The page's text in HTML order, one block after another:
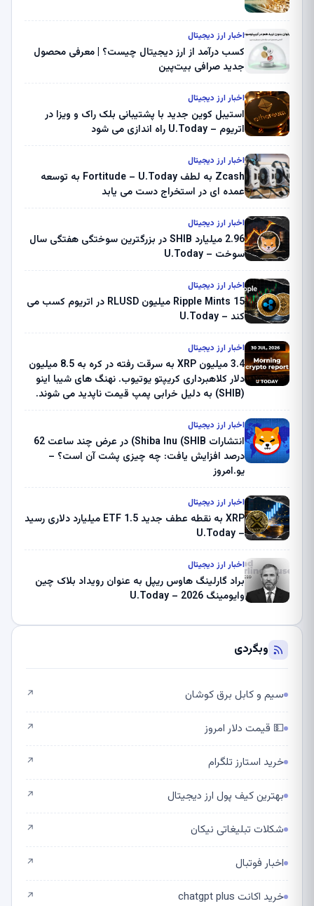
اخبار ارز دیجیتال
کسب درآمد از ارز دیجیتال چیست؟ | معرفی محصول
جدید صرافی بیت‌پین
اخبار ارز دیجیتال
استیبل کوین جدید با پشتیبانی بلک راک و ویزا در
اتریوم – U.Today راه اندازی می شود
اخبار ارز دیجیتال
Zcash به لطف Fortitude – U.Today به توسعه
عمده ای در استخراج دست می یابد
اخبار ارز دیجیتال
2.96 میلیارد SHIB در بزرگترین سوختگی هفتگی سال
سوخت – U.Today
اخبار ارز دیجیتال
Ripple Mints 15 میلیون RLUSD در اتریوم کسب می
کند – U.Today
اخبار ارز دیجیتال
3.4 میلیون XRP به سرقت رفته در کره به 8.5 میلیون
دلار کلاهبرداری کریپتو یوتیوب. نهنگ های شیبا اینو
(SHIB) به دلیل خرابی پمپ قیمت ناپدید می شوند.
ثبت کرد – گزارش کریپتو صبح – U.Today
اخبار ارز دیجیتال
انتشارات Shiba Inu (SHIB) در عرض چند ساعت 62
درصد افزایش یافت: چه چیزی پشت آن است؟ –
یو.امروز
اخبار ارز دیجیتال
XRP به نقطه عطف جدید ETF 1.5 میلیارد دلاری رسید
– U.Today
اخبار ارز دیجیتال
براد گارلینگ هاوس ریپل به عنوان رویداد بلاک چین
وایومینگ 2026 – U.Today
وبگردی
سیم و کابل برق کوشان ↗
💵 قیمت دلار امروز ↗
خرید استارز تلگرام ↗
بهترین کیف پول ارز دیجیتال ↗
شکلات تبلیغاتی نیکان ↗
اخبار فوتبال ↗
خرید اکانت chatgpt plus ↗